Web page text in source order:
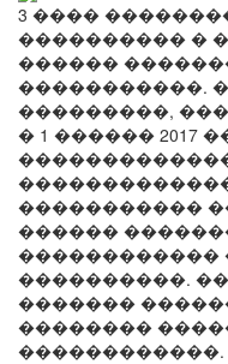
3 ����
���������� �
������
�����������.
���������,
� 1 ������ 2017
�����������
������
������������
����������.
�������
��������
������������.